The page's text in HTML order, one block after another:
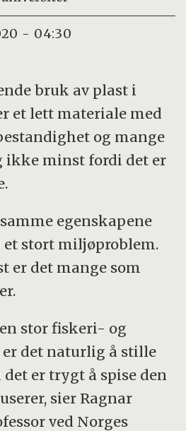
- 04:30
bruk av plast i
et lett materiale med
og mange
ikke minst fordi det er
egenskapene
stort miljøproblem.
er det mange som
stor fiskeri- og
det naturlig å stille
er trygt å spise den
sier Ragnar
ved Norges